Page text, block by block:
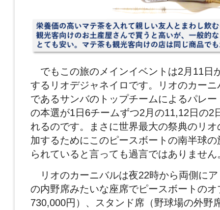
でもこの旅のメインイベントは2月11日
するリオデジャネイロです。リオのカー
であるサンバのトップチームによるパレ
の本選が1日6チームずつ2月の11,12日の2
れるのです。まさに世界最大の祭典のリ
加するためにこのピースボートの南半球
られていると言っても過言ではありません
リオのカーニバルは夜22時から両側に
の内野席みたいな座席でピースボートの
730,000円）、スタンド席（野球場の外野